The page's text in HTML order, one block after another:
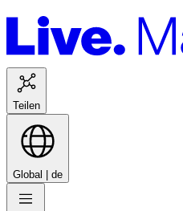
Teilen
Global | de